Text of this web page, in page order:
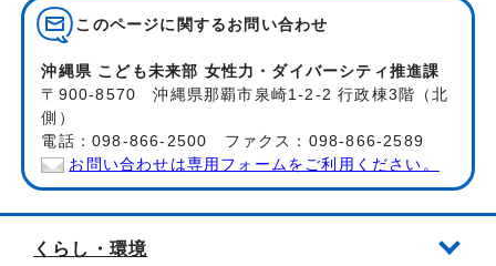
このページに関する お問い合わせ
沖縄県 こども未来部 女性力・ダイバーシティ推進課
〒900-8570 沖縄県那覇市泉崎1-2-2 行政棟3階（北
側）
電話：098-866-2500 ファクス：098-866-2589
お問い合わせは専用フォームをご利用ください。
くらし・環境